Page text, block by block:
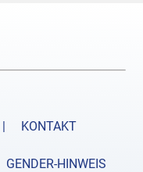
KONTAKT
HINWEIS